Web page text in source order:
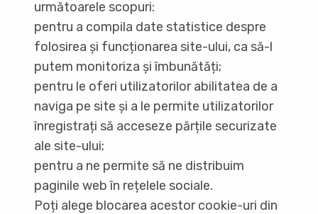
următoarele scopuri:
pentru a compila date statistice despre
folosirea și funcționarea site-ului, ca să-l
putem monitoriza și îmbunătăți;
pentru le oferi utilizatorilor abilitatea de a
naviga pe site și a le permite utilizatorilor
înregistrați să acceseze părțile securizate
ale site-ului;
pentru a ne permite să ne distribuim
paginile web în rețelele sociale.
Poți alege blocarea acestor cookie-uri din